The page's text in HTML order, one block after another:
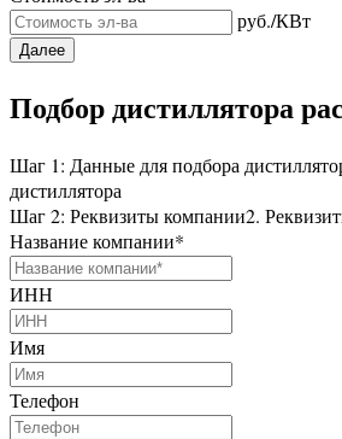
руб./КВт
Далее
Подбор дистиллятора
Шаг 1: Данные для подбора
дистиллятора
Шаг 2: Реквизиты компании2.
Название компании*
ИНН
Имя
Телефон